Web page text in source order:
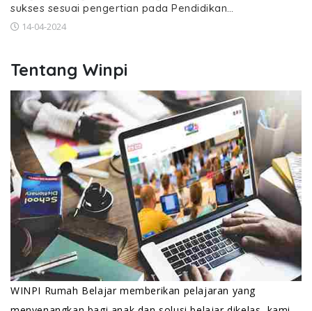
sukses sesuai pengertian pada Pendidikan…
14-04-2024
Tentang Winpi
WINPI Rumah Belajar memberikan pelajaran yang